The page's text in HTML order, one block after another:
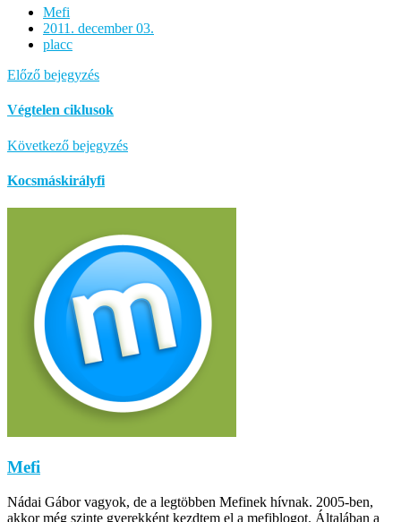
Mefi
2011. december 03.
placc
Előző bejegyzés
Végtelen ciklusok
Következő bejegyzés
Kocsmáskirályfi
Mefi
Nádai Gábor vagyok, de a legtöbben Mefinek hívnak. 2005-ben,
akkor még szinte gyerekként kezdtem el a mefiblogot. Általában a